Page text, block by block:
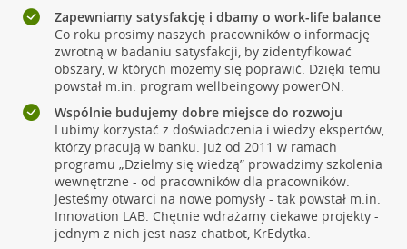
Zapewniamy satysfakcję i dbamy o work-life balance
Co roku prosimy naszych pracowników o informację
zwrotną w badaniu satysfakcji, by zidentyfikować
obszary, w których możemy się poprawić. Dzięki temu
powstał m.in. program wellbeingowy powerON.
Wspólnie budujemy dobre miejsce do rozwoju
Lubimy korzystać z doświadczenia i wiedzy ekspertów,
którzy pracują w banku. Już od 2011 w ramach
programu „Dzielmy się wiedzą” prowadzimy szkolenia
wewnętrzne - od pracowników dla pracowników.
Jesteśmy otwarci na nowe pomysły - tak powstał m.in.
Innovation LAB. Chętnie wdrażamy ciekawe projekty -
jednym z nich jest nasz chatbot, KrEdytka.